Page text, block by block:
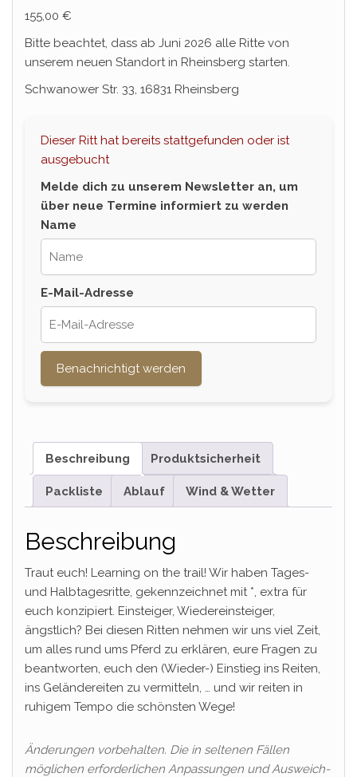
155,00 €
Bitte beachtet, dass ab Juni 2026 alle Ritte von
unserem neuen Standort in Rheinsberg starten.
Schwanower Str. 33, 16831 Rheinsberg
Dieser Ritt hat bereits stattgefunden oder ist
ausgebucht
Melde dich zu unserem Newsletter an, um
über neue Termine informiert zu werden
Name
E-Mail-Adresse
Benachrichtigt werden
Beschreibung Produktsicherheit
Packliste Ablauf Wind & Wetter
Beschreibung
Traut euch! Learning on the trail! Wir haben Tages-
und Halbtagesritte, gekennzeichnet mit *, extra für
euch konzipiert. Einsteiger, Wiedereinsteiger,
ängstlich? Bei diesen Ritten nehmen wir uns viel Zeit,
um alles rund ums Pferd zu erklären, eure Fragen zu
beantworten, euch den (Wieder-) Einstieg ins Reiten,
ins Geländereiten zu vermitteln, … und wir reiten in
ruhigem Tempo die schönsten Wege!
Änderungen vorbehalten. Die in seltenen Fällen
möglichen erforderlichen Anpassungen und Ausweich-